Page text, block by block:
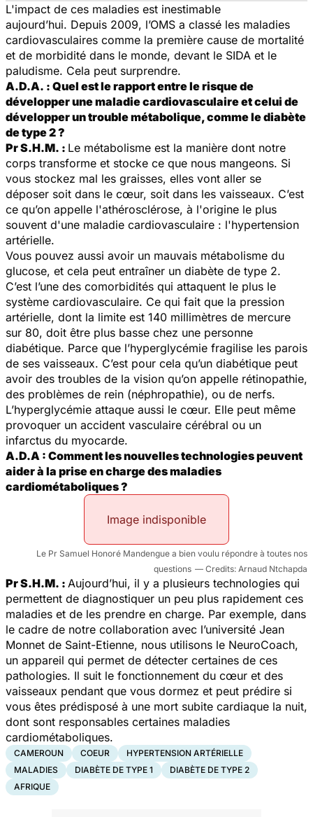
L'impact de ces maladies est inestimable
aujourd’hui. Depuis 2009, l’OMS a classé les maladies
cardiovasculaires comme la première cause de mortalité
et de morbidité dans le monde, devant le SIDA et le
paludisme. Cela peut surprendre.
A.D.A. : Quel est le rapport entre le risque de
développer une maladie cardiovasculaire et celui de
développer un trouble métabolique, comme le diabète
de type 2 ?
Pr S.H.M. : Le métabolisme est la manière dont notre
corps transforme et stocke ce que nous mangeons. Si
vous stockez mal les graisses, elles vont aller se
déposer soit dans le cœur, soit dans les vaisseaux. C’est
ce qu’on appelle l'athérosclérose, à l'origine le plus
souvent d'une maladie cardiovasculaire : l'hypertension
artérielle.
Vous pouvez aussi avoir un mauvais métabolisme du
glucose, et cela peut entraîner un diabète de type 2.
C’est l’une des comorbidités qui attaquent le plus le
système cardiovasculaire. Ce qui fait que la pression
artérielle, dont la limite est 140 millimètres de mercure
sur 80, doit être plus basse chez une personne
diabétique. Parce que l’hyperglycémie fragilise les parois
de ses vaisseaux. C’est pour cela qu’un diabétique peut
avoir des troubles de la vision qu’on appelle rétinopathie,
des problèmes de rein (néphropathie), ou de nerfs.
L’hyperglycémie attaque aussi le cœur. Elle peut même
provoquer un accident vasculaire cérébral ou un
infarctus du myocarde.
A.D.A : Comment les nouvelles technologies peuvent
aider à la prise en charge des maladies
cardiométaboliques ?
Image indisponible
Le Pr Samuel Honoré Mandengue a bien voulu répondre à toutes nos
questions
Arnaud Ntchapda
Pr S.H.M. : Aujourd’hui, il y a plusieurs technologies qui
permettent de diagnostiquer un peu plus rapidement ces
maladies et de les prendre en charge. Par exemple, dans
le cadre de notre collaboration avec l’université Jean
Monnet de Saint-Etienne, nous utilisons le NeuroCoach,
un appareil qui permet de détecter certaines de ces
pathologies. Il suit le fonctionnement du cœur et des
vaisseaux pendant que vous dormez et peut prédire si
vous êtes prédisposé à une mort subite cardiaque la nuit,
dont sont responsables certaines maladies
cardiométaboliques.
CAMEROUN COEUR
HYPERTENSION ARTÉRIELLE
MALADIES
DIABÈTE DE TYPE 1
DIABÈTE DE TYPE 2
AFRIQUE